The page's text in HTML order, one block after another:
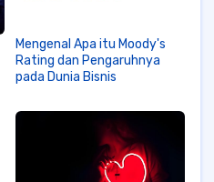
Mengenal Apa itu Moody's
Rating dan Pengaruhnya
pada Dunia Bisnis